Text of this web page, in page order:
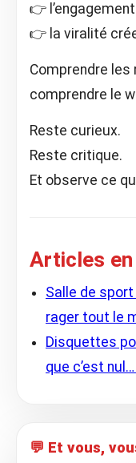
👉
👉 la viralité
Comprendre les
comprendre le
Reste curieux.
Reste critique.
Et observe ce
Articles
Salle de
rager tout le
Disquettes
que c’est
💬 Et vous,